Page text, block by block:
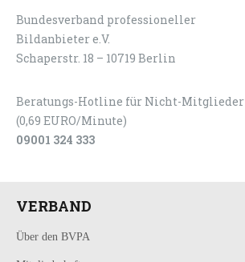
Bundesverband professioneller
Bildanbieter e.V.
Schaperstr. 18 – 10719 Berlin
Beratungs-Hotline für Nicht-Mitglieder
(0,69 EURO/Minute)
09001 324 333
VERBAND
Über den BVPA